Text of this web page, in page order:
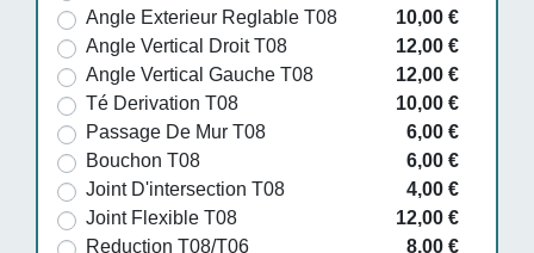
Angle Exterieur Reglable T08
10,00 €
Angle Vertical Droit T08
12,00 €
Angle Vertical Gauche T08
12,00 €
Té Derivation T08
10,00 €
Passage De Mur T08
6,00 €
Bouchon T08
6,00 €
Joint D'intersection T08
4,00 €
Joint Flexible T08
12,00 €
Reduction T08/T06
8,00 €